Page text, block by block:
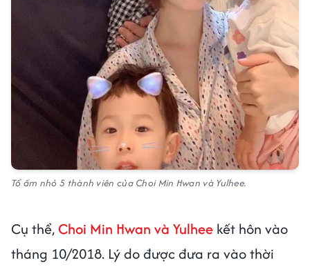
Tổ ấm nhỏ 5 thành viên của Choi Min Hwan và Yulhee.
Cụ thể,Choi Min Hwan và Yulhee kết hôn vào
tháng 10/2018. Lý do được đưa ra vào thời